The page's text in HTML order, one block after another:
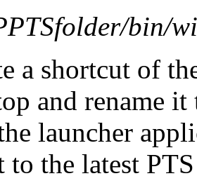
bin/
a shortcut of
and rename
launcher
to the latest